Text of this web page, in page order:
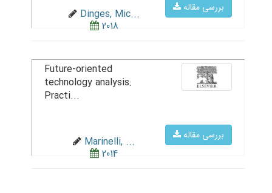
بررسی مقاله
Dinges, Mic...
2018
بررسی مقاله
Future-oriented
technology analysis:
Practi...
Marinelli, ...
2014